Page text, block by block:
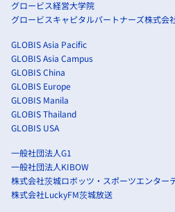
グロービス経営大学院
グロービスキャピタルパートナーズ株式会
GLOBIS Asia Pacific
GLOBIS Asia Campus
GLOBIS China
GLOBIS Europe
GLOBIS Manila
GLOBIS Thailand
GLOBIS USA
一般社団法人G1
一般社団法人KIBOW
株式会社茨城ロボッツ・スポーツエンター
株式会社LuckyFM茨城放送